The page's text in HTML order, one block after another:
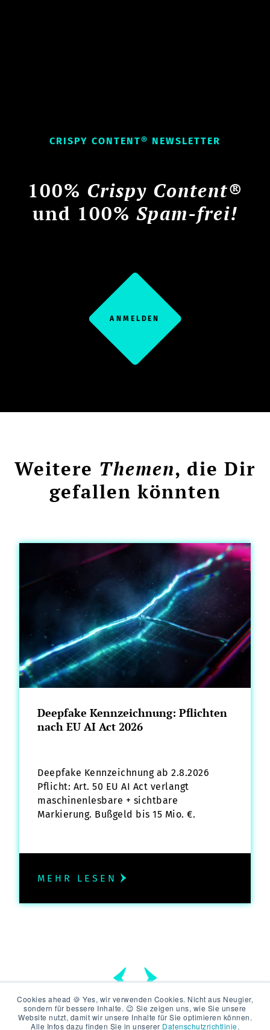
Cookies ahead 🍪 Yes, wir verwenden Cookies. Nicht aus Neugier,
sondern für bessere Inhalte. 😉 Sie zeigen uns, wie Sie unsere
Website nutzt, damit wir unsere Inhalte für Sie optimieren können.
Alle Infos dazu finden Sie in unserer Datenschutzrichtlinie.
CRISPY CONTENT® NEWSLETTER
100% Crispy Content®
und 100% Spam-frei!
ANMELDEN
Weitere Themen, die Dir
gefallen könnten
Deepfake Kennzeichnung: Pflichten
nach EU AI Act 2026
Deepfake Kennzeichnung ab 2.8.2026
Pflicht: Art. 50 EU AI Act verlangt
maschinenlesbare + sichtbare
Markierung. Bußgeld bis 15 Mio. €.
MEHR LESEN